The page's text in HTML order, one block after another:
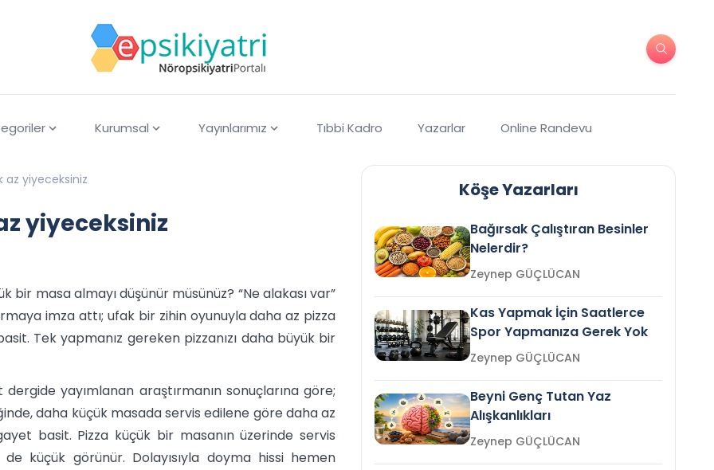
Kurumsal Yayınlarımız Tıbbi Kadro Yazarlar Online Randevu
az yiyeceksiniz
yiyeceksiniz
masa almayı düşünür müsünüz? “Ne alakası var”
imza attı; ufak bir zihin oyunuyla daha az pizza
Tek yapmanız gereken pizzanızı daha büyük bir
yayımlanan araştırmanın sonuçlarına göre;
daha küçük masada servis edilene göre daha az
basit. Pizza küçük bir masanın üzerinde servis
küçük görünür. Dolayısıyla doyma hissi hemen
Köşe Yazarları
Bağırsak Çalıştıran Besinler
Nelerdir?
Zeynep GÜÇLÜCAN
Kas Yapmak İçin Saatlerce
Spor Yapmanıza Gerek Yok
Zeynep GÜÇLÜCAN
Beyni Genç Tutan Yaz
Alışkanlıkları
Zeynep GÜÇLÜCAN